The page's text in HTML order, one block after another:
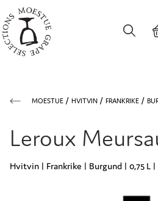
MOESTUE HVITVIN FRANKRIKE
Leroux
Hvitvin | Frankrike | Burgund | 0,75 L |